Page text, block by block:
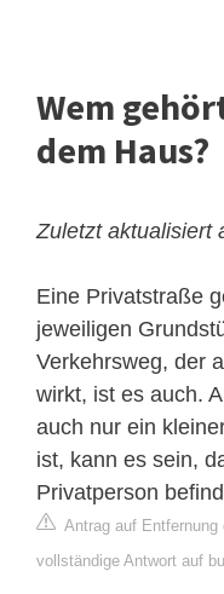
Wem
dem Haus?
Zuletzt aktualisiert
Eine Privatstraße
jeweiligen
Verkehrsweg, der
wirkt, ist es auch.
auch nur ein
ist, kann es sein,
Privatperson
Antrag auf Entfernung
vollständige Antwort auf